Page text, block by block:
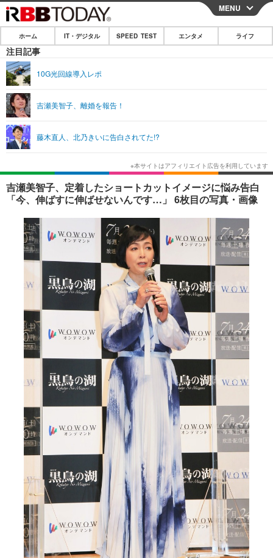
CLOSE
ホーム
IT・デジタル
ショッピング
SPEED TEST
エンタメ
エンタメTOP
韓国・芸能
音楽 スポーツ
ショッピング その他
ライフ
ライフTOP グルメ
ペット ショッピング
その他
リリース一覧
プッシュ通知の停止方法
MENU
ホーム IT・デジタル SPEED TEST エンタメ ライフ
注目記事
10G光回線導入レポ
吉瀬美智子、離婚を報告！
藤木直人、北乃きいに告白されてた!?
吉瀬美智子、定着したショートカットイメージに悩み告白
「今、伸ばすに伸ばせないんです…」 6枚目の写真・画像